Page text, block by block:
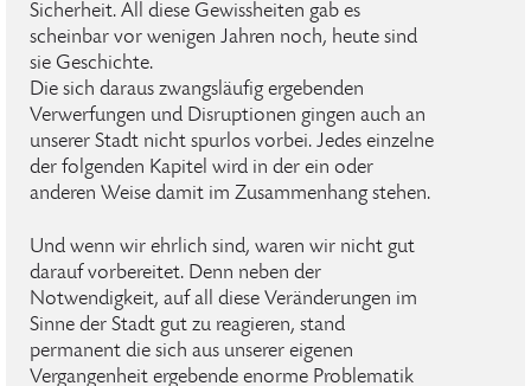
Sicherheit. All diese Gewissheiten gab es
scheinbar vor wenigen Jahren noch, heute sind
sie Geschichte.
Die sich daraus zwangsläufig ergebenden
Verwerfungen und Disruptionen gingen auch an
unserer Stadt nicht spurlos vorbei. Jedes einzelne
der folgenden Kapitel wird in der ein oder
anderen Weise damit im Zusammenhang stehen.
Und wenn wir ehrlich sind, waren wir nicht gut
darauf vorbereitet. Denn neben der
Notwendigkeit, auf all diese Veränderungen im
Sinne der Stadt gut zu reagieren, stand
permanent die sich aus unserer eigenen
Vergangen­heit ergebende enorme Problematik